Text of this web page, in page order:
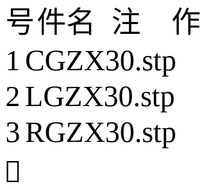
号件名
注
作
1 CGZX30.stp
2 LGZX30.stp
3RGZX30.stp
